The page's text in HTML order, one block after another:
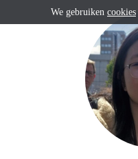
We gebruiken cookies